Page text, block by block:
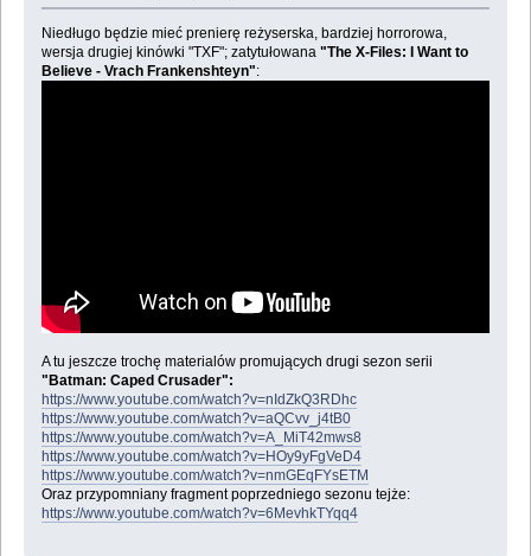
Niedługo będzie mieć prenierę reżyserska, bardziej horrorowa,
wersja drugiej kinówki "TXF"; zatytułowana "The X-Files: I Want to
Believe - Vrach Frankenshteyn":
A tu jeszcze trochę materialów promujących drugi sezon serii
"Batman: Caped Crusader":
https://www.youtube.com/watch?v=nIdZkQ3RDhc
https://www.youtube.com/watch?v=aQCvv_j4tB0
https://www.youtube.com/watch?v=A_MiT42mws8
https://www.youtube.com/watch?v=HOy9yFgVeD4
https://www.youtube.com/watch?v=nmGEqFYsETM
Oraz przypomniany fragment poprzedniego sezonu tejże:
https://www.youtube.com/watch?v=6MevhkTYqq4